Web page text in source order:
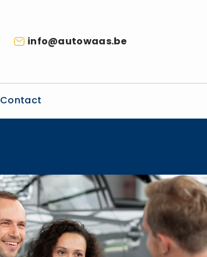
info@autowaas.be
Contact